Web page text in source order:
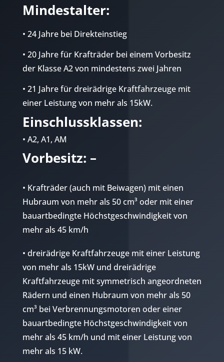
Mindestalter:
• 24 Jahre bei Direkteinstieg
• 20 Jahre für Krafträder bei einem Vorbesitz
der Klasse A2 von mindestens zwei Jahren
• 21 Jahre für dreirädrige Kraftfahrzeuge mit
einer Leistung von mehr als 15kW.
Einschlussklassen:
• A2, A1, AM
Vorbesitz: –
• Krafträder (auch mit Beiwagen) mit einen
Hubraum von mehr als 50 cm³ oder mit einer
bauartbedingte Höchstgeschwindigkeit von
mehr als 45 km/h
• dreirädrige Kraftfahrzeuge mit einer Leistung
von mehr als 15kW und dreirädrige
Kraftfahrzeuge mit symmetrisch angeordneten
Rädern und einen Hubraum von mehr als 50
cm³ bei Verbrennungsmotoren oder einer
bauartbedingte Höchstgeschwindigkeit von
mehr als 45 km/h und mit einer Leistung von
mehr als 15 kW.